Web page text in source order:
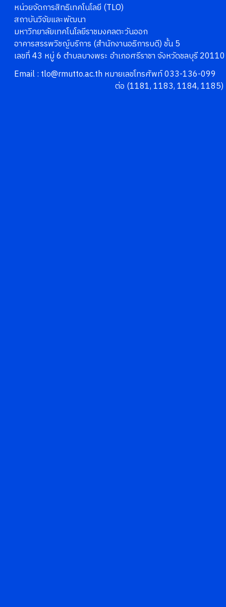
หน่วยจัดการสิทธิเทคโนโลยี (TLO)
สถาบันวิจัยและพัฒนา
มหาวิทยาลัยเทคโนโลยีราชมงคลตะวันออก
อาคารสรรพวิชญ์บริการ (สำนักงานอธิการบดี) ชั้น 5
เลขที่ 43 หมู่ 6 ตำบลบางพระ อำเภอศรีราชา จังหวัดชลบุรี 20110
Email : tlo@rmutto.ac.th หมายเลขโทรศัพท์ 033-136-099
ต่อ (1181, 1183, 1184, 1185)